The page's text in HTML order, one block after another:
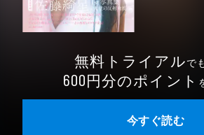
無料トライアルで
600円分のポイント
今すぐ読む